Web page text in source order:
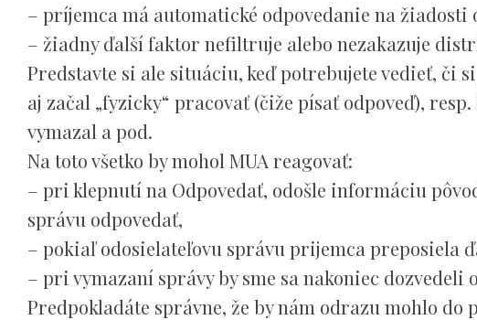
– príjemca má automatické odpovedanie na žiadosti
– žiadny ďalší faktor nefiltruje alebo nezakazuje
Predstavte si ale situáciu, keď potrebujete vedieť, či
aj začal „fyzicky“ pracovať (čiže písať odpoveď),
vymazal a pod.
Na toto všetko by mohol MUA reagovať:
– pri klepnutí na Odpovedať, odošle informáciu
správu odpovedať,
– pokiaľ odosielateľovu správu prijemca preposiela
– pri vymazaní správy by sme sa nakoniec dozvedeli
Predpokladáte správne, že by nám odrazu mohlo do